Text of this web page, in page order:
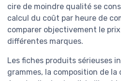
cire de moindre qualité se
calcul du coût par heure de
comparer objectivement le
différentes marques.
Les fiches produits sérieuses
grammes, la composition de la